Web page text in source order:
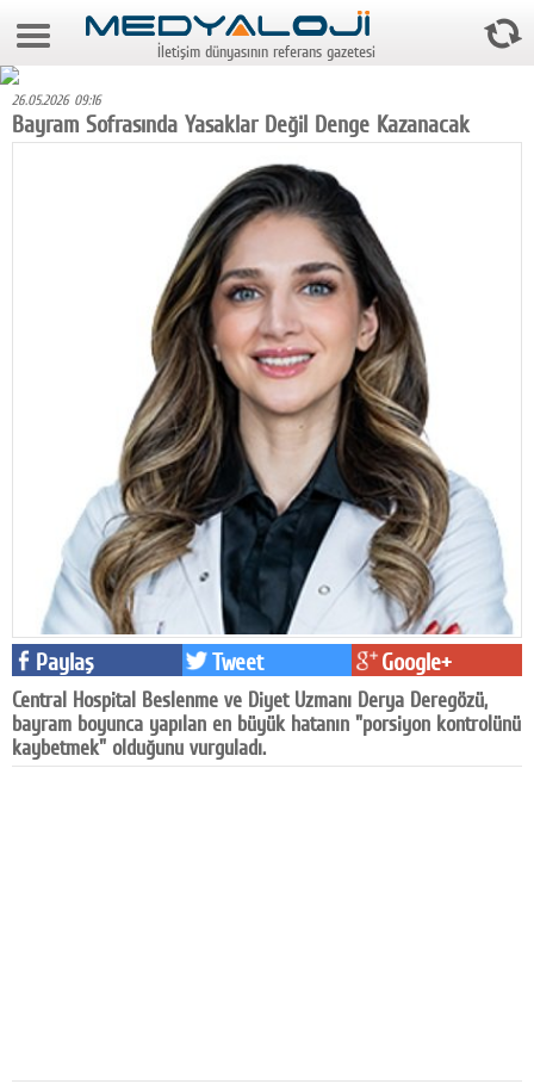
9 Ağustos 2026 5:56:40
Foto Galeri
Reyting-tiraj
Televizyon
Dünya
Pr
Facebook
Diziler
Karikatür
Youtube
Polemik
İletişim dünyasının referans gazetesi
26.05.2026 09:16
Bayram Sofrasında Yasaklar Değil Denge Kazanacak
Paylaş Tweet Google+
Central Hospital Beslenme ve Diyet Uzmanı Derya Deregözü,
bayram boyunca yapılan en büyük hatanın "porsiyon kontrolünü
kaybetmek" olduğunu vurguladı.